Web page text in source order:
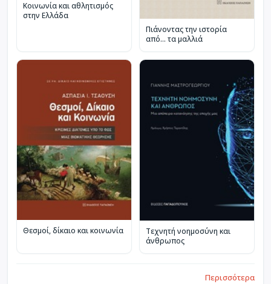
Κοινωνία και αθλητισμός
στην Ελλάδα
Πιάνοντας την ιστορία
από… τα μαλλιά
Θεσμοί, δίκαιο και κοινωνία
Τεχνητή νοημοσύνη και
άνθρωπος
Περισσότερα